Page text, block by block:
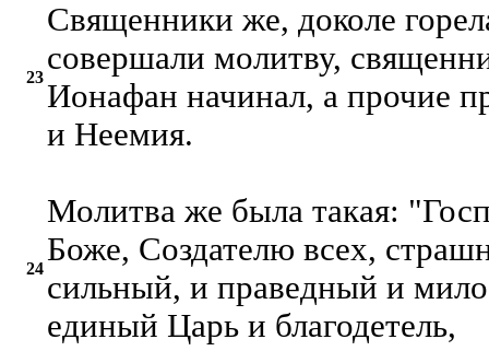
23
Священники же, доколе
совершали молитву,
Ионафан начинал, а прочие
и Неемия.
24
Молитва же была такая:
Боже, Создателю всех,
сильный, и праведный и
единый Царь и благодетель,